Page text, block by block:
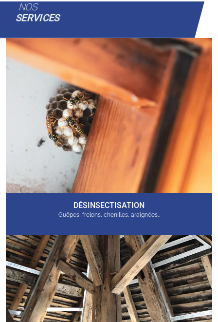
NOS
SERVICES
DÉSINSECTISATION
Guêpes, frelons, chenilles, araignées…